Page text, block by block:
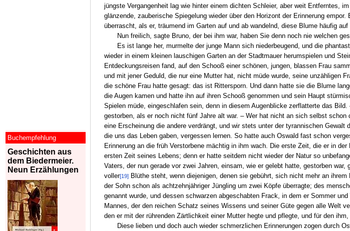
jüngste Vergangenheit lag wie hinter einem dichten Schleier, aber weit Entferntes,
glänzende, zauberische Spiegelung wieder über den Horizont der Erinnerung
überrascht, als er, träumend im Garten auf und ab wandelnd, diese Blume häufig auf
Nun freilich, sagte Bruno, der bei ihm war, haben Sie denn noch nie welchen
Es ist lange her, murmelte der junge Mann sich niederbeugend, und die
wieder in einem kleinen lauschigen Garten an der Stadtmauer herumspielen und
Entdeckungsreisen fand, auf den Schooß einer schönen, jungen, blassen Frau
und mit jener Geduld, die nur eine Mutter hat, nicht müde wurde, seine unzähligen
die schöne Frau hatte gesagt: das ist Rittersporn. Und dann hatte sie die Blume
die Augen kamen und hatte ihn auf ihren Schooß genommen und sein Haupt
Spielen müde, eingeschlafen sein, denn in diesem Augenblicke zerflatterte das
gestorben, als er noch nicht fünf Jahre alt war. – Wer hat nicht an sich selbst
eine Erscheinung die andere verdrängt, und wir stets unter der tyrannischen
die uns das Leben gaben, vergessen lernen. So hatte auch Oswald fast schon
Erinnerung an die früh Verstorbene mächtig in ihm wach. Die erste Zeit, die er in
ersten Zeit seines Lebens; denn er hatte seitdem nicht wieder der Natur so
Vaters, der nun gerade vor zwei Jahren, einsam, wie er gelebt hatte, gestorben
voller[19]Blüthe steht, wenn diejenigen, denen sie gebührt, sich nicht mehr an
der Sohn schon als achtzehnjähriger Jüngling um zwei Köpfe überragte; des
genannt wurde, und dessen schwarzen abgeschabten Frack, in dem er Sommer
Mannes, der den reichen Schatz seines Wissens und seiner Güte gegen alle Welt
den er mit der rührenden Zärtlichkeit einer Mutter hegte und pflegte, und für den
Diese lieben und doch auch wieder schmerzlichen Erinnerungen zogen durch
Buchempfehlung
Geschichten aus
dem Biedermeier.
Neun Erzählungen